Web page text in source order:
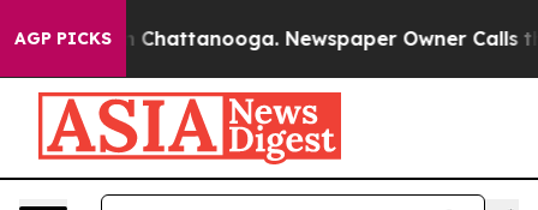
AGP PICKS
Chaos in Chattanooga. Newspaper Owner Calls the